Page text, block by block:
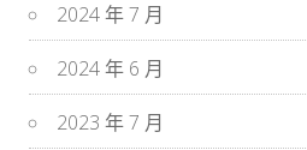
2024 年 7 月
2024 年 6 月
2023 年 7 月